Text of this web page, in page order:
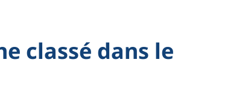
classé dans le